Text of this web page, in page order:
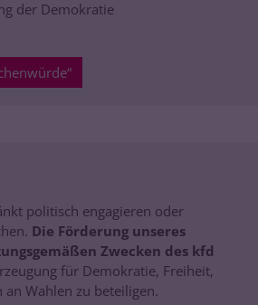
der Demokratie
politisch engagieren oder
Die Förderung unseres
Zwecken des kfd
für Demokratie, Freiheit,
Wahlen zu beteiligen.